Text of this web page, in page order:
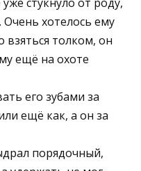
стукнуло от роду,
хотелось ему
взяться толком, он
ещё на охоте
его зубами за
ещё как, а он за
порядочный,